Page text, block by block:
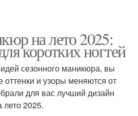
на лето 2025:
коротких ногтей
сезонного маникюра, вы
и узоры меняются от
для вас лучший дизайн
лето 2025.